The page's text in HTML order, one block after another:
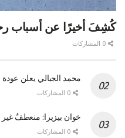
كُشِفَ أخيرًا عن أسباب
محمد الجبالي يعلن
خوان بيزيرا: منعطفٌ غير